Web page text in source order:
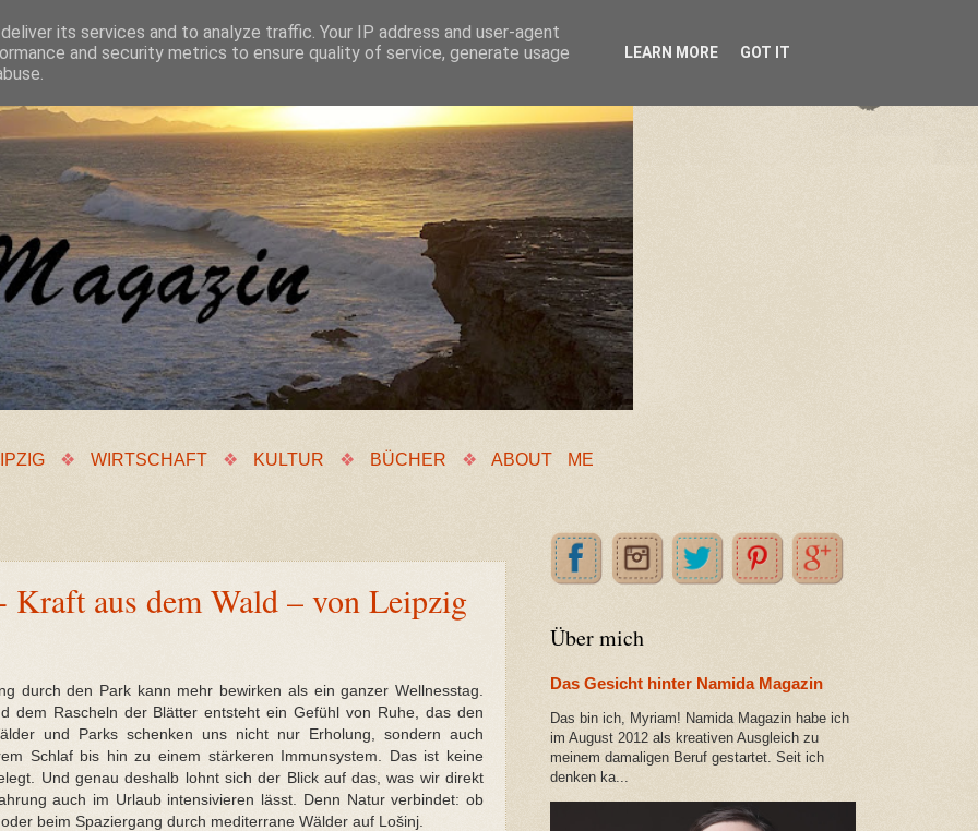
❖ WIRTSCHAFT ❖ KULTUR ❖ BÜCHER ❖ ABOUT ME
Kraft aus dem Wald – von Leipzig
durch den Park kann mehr bewirken als ein ganzer Wellnesstag.
dem Rascheln der Blätter entsteht ein Gefühl von Ruhe, das den
und Parks schenken uns nicht nur Erholung, sondern auch
Schlaf bis hin zu einem stärkeren Immunsystem. Das ist keine
Und genau deshalb lohnt sich der Blick auf das, was wir direkt
auch im Urlaub intensivieren lässt. Denn Natur verbindet: ob
beim Spaziergang durch mediterrane Wälder auf Lošinj.
Über mich
Das Gesicht hinter Namida Magazin
Das bin ich, Myriam! Namida Magazin habe ich
im August 2012 als kreativen Ausgleich zu
meinem damaligen Beruf gestartet. Seit ich
denken ka...
its services and to analyze traffic. Your IP address and user-agent
and security metrics to ensure quality of service, generate usage
LEARN MORE GOT IT